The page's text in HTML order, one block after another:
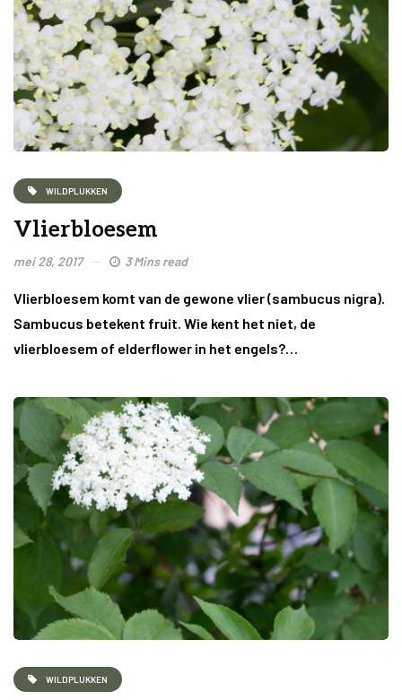
WILDPLUKKEN
Vlierbloesem
mei 28, 2017 3 Mins read
Vlierbloesem komt van de gewone vlier (sambucus nigra).
Sambucus betekent fruit. Wie kent het niet, de
vlierbloesem of elderflower in het engels?…
WILDPLUKKEN